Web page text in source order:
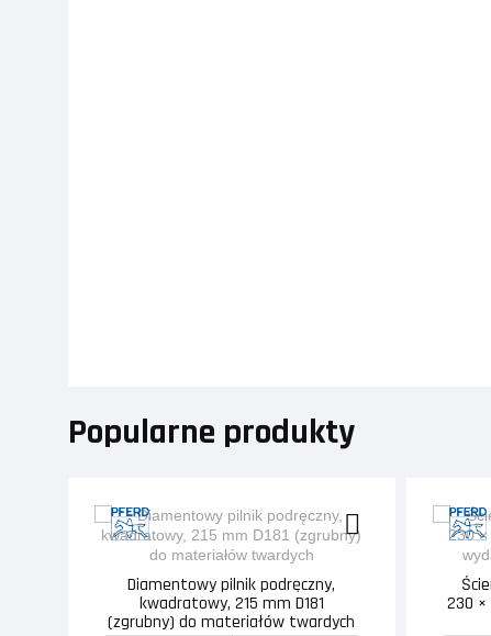
Popularne produkty
Diamentowy pilnik podręczny,
kwadratowy, 215 mm D181
(zgrubny) do materiałów twardych
230